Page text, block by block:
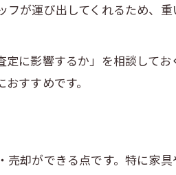
が運び出してくれるため、重
に影響するか」を相談してお
すすめです。
却ができる点です。特に家具